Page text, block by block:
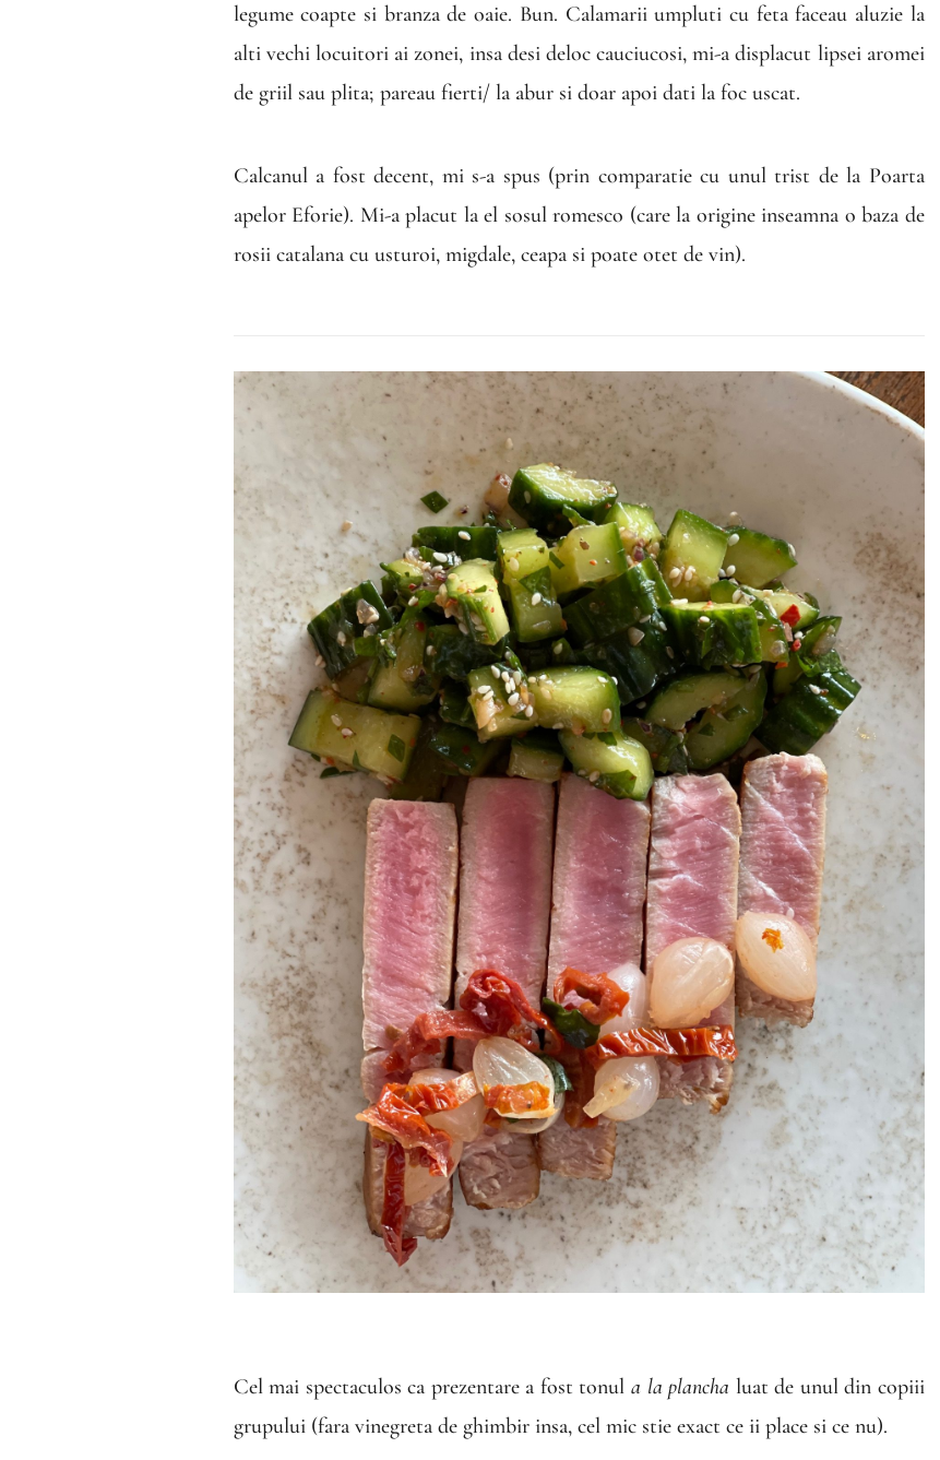
legume coapte si branza de oaie. Bun. Calamarii umpluti cu feta faceau aluzie la
alti vechi locuitori ai zonei, insa desi deloc cauciucosi, mi-a displacut lipsei aromei
de griil sau plita; pareau fierti/ la abur si doar apoi dati la foc uscat.
Calcanul a fost decent, mi s-a spus (prin comparatie cu unul trist de la Poarta
apelor Eforie). Mi-a placut la el sosul romesco (care la origine inseamna o baza de
rosii catalana cu usturoi, migdale, ceapa si poate otet de vin).
Cel mai spectaculos ca prezentare a fost tonul a la plancha luat de unul din copiii
grupului (fara vinegreta de ghimbir insa, cel mic stie exact ce ii place si ce nu).